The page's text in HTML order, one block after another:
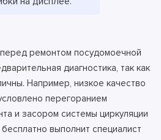
ремонтом посудомоечной
диагностика, так как
Например, низкое качество
перегоранием
и засором системы циркуляции
выполнит специалист